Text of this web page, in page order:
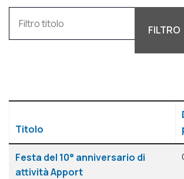
FILTRO
Titolo
Festa del 10° anniversario di
attività Apport